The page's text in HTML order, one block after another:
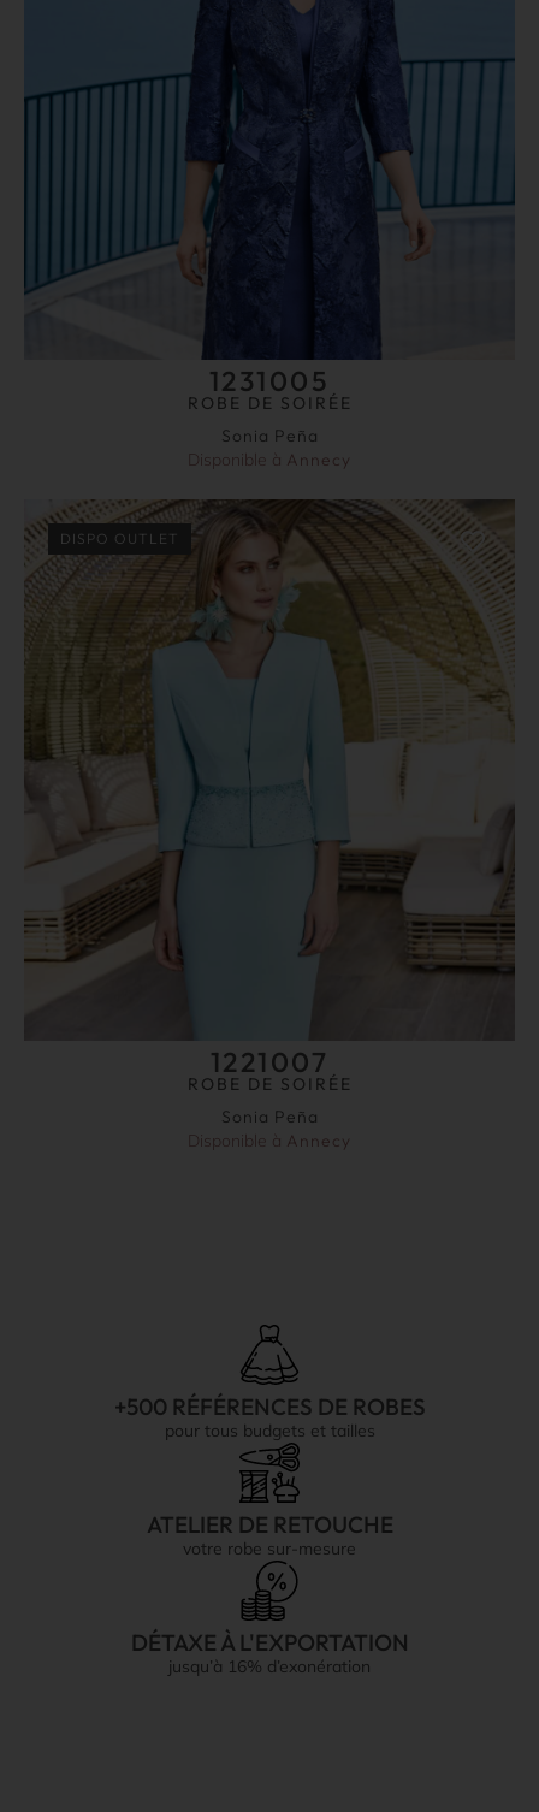
1231005
ROBE DE SOIRÉE
Sonia Peña
Disponible à Annecy
DISPO OUTLET
1221007
ROBE DE SOIRÉE
Sonia Peña
Disponible à Annecy
+500 RÉFÉRENCES DE ROBES
pour tous budgets et tailles
ATELIER DE RETOUCHE
votre robe sur-mesure
DÉTAXE À L'EXPORTATION
jusqu’à 16% d’exonération